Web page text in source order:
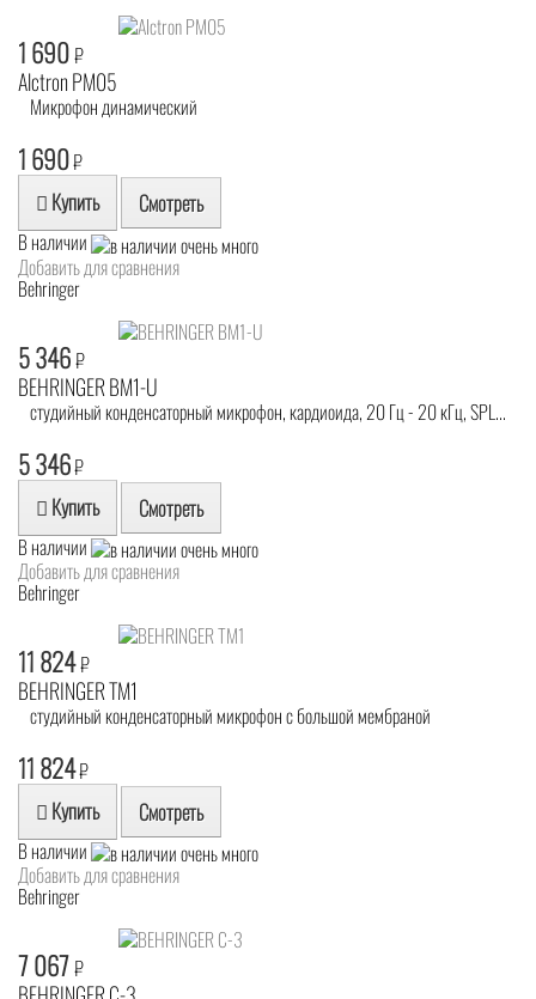
1 690₽
Alctron PM05
Микрофон динамический
1 690₽
Купить Смотреть
В наличии
Добавить для сравнения
Behringer
5 346₽
BEHRINGER BM1-U
студийный конденсаторный микрофон, кардиоида, 20 Гц - 20 кГц, SPL...
5 346₽
Купить Смотреть
В наличии
Добавить для сравнения
Behringer
11 824₽
BEHRINGER TM1
студийный конденсаторный микрофон с большой мембраной
11 824₽
Купить Смотреть
В наличии
Добавить для сравнения
Behringer
7 067₽